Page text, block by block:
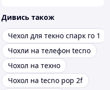
Дивись також
Чехол для текно спарк го 1
Чохли на телефон tecno
Чохол на техно
Чохол на tecno pop 2f